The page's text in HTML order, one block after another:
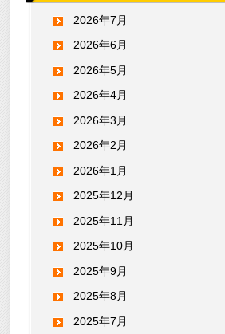
2026年7月
2026年6月
2026年5月
2026年4月
2026年3月
2026年2月
2026年1月
2025年12月
2025年11月
2025年10月
2025年9月
2025年8月
2025年7月